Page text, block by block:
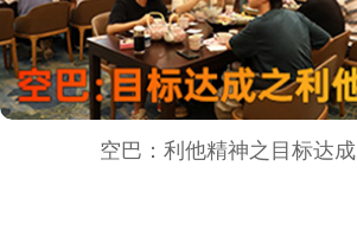
空巴：利他精神之目标达成